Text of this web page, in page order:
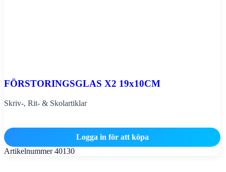
FÖRSTORINGSGLAS X2 19x10CM
Skriv-, Rit- & Skolartiklar
Logga in för att köpa
Artikelnummer40130